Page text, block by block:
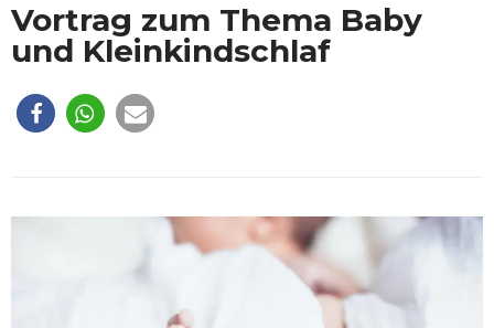
Vortrag zum Thema Baby
und Kleinkindschlaf